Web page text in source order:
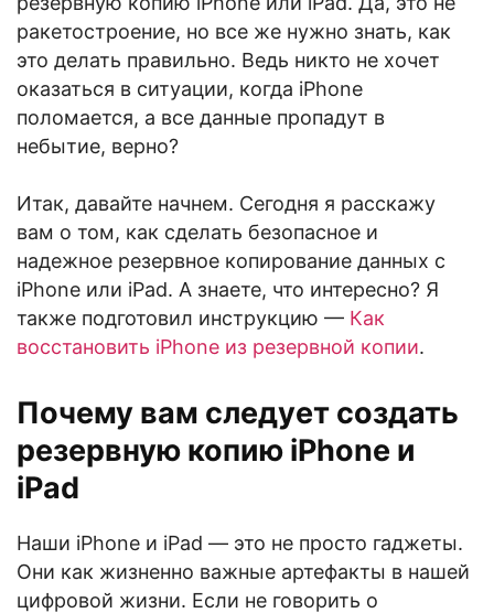
ракетостроение, но все же нужно знать, как
это делать правильно. Ведь никто не хочет
оказаться в ситуации, когда iPhone
поломается, а все данные пропадут в
небытие, верно?
Итак, давайте начнем. Сегодня я расскажу
вам о том, как сделать безопасное и
надежное резервное копирование данных с
iPhone или iPad. А знаете, что интересно? Я
также подготовил инструкцию — Как
восстановить iPhone из резервной копии.
Почему вам следует создать
резервную копию iPhone и
iPad
Наши iPhone и iPad — это не просто гаджеты.
Они как жизненно важные артефакты в нашей
цифровой жизни. Если не говорить о